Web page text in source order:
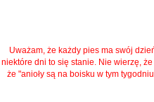
Uważam, że każdy pies ma swój
niektóre dni to się stanie. Nie wierzę,
że "anioły są na boisku w tym